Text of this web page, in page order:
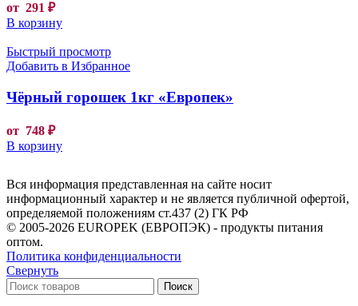
от 291 ₽
В корзину
Быстрый просмотр
Добавить в Избранное
Чёрный горошек 1кг «Европек»
от 748 ₽
В корзину
Вся информация представленная на сайте носит
информационный характер и не является публичной офертой,
определяемой положениям ст.437 (2) ГК РФ
© 2005-2026 EUROPEK (ЕВРОПЭК) - продукты питания
оптом.
Политика конфиденциальности
Свернуть
Поиск